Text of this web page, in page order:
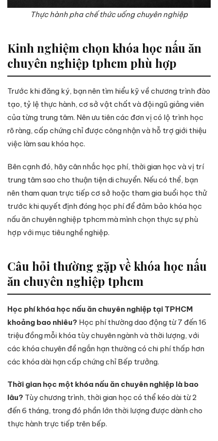
Thực hành pha chế thức uống chuyên nghiệp
Kinh nghiệm chọn khóa học nấu ăn
chuyên nghiệp tphcm phù hợp
Trước khi đăng ký, bạn nên tìm hiểu kỹ về chương trình đào
tạo, tỷ lệ thực hành, cơ sở vật chất và đội ngũ giảng viên
của từng trung tâm. Nên ưu tiên các đơn vị có lộ trình học
rõ ràng, cấp chứng chỉ được công nhận và hỗ trợ giới thiệu
việc làm sau khóa học.
Bên cạnh đó, hãy cân nhắc học phí, thời gian học và vị trí
trung tâm sao cho thuận tiện di chuyển. Nếu có thể, bạn
nên tham quan trực tiếp cơ sở hoặc tham gia buổi học thử
trước khi quyết định đóng học phí để đảm bảo khóa học
nấu ăn chuyên nghiệp tphcm mà mình chọn thực sự phù
hợp với mục tiêu nghề nghiệp.
Câu hỏi thường gặp về khóa học nấu
ăn chuyên nghiệp tphcm
Học phí khóa học nấu ăn chuyên nghiệp tại TPHCM
khoảng bao nhiêu? Học phí thường dao động từ 7 đến 16
triệu đồng mỗi khóa tùy chuyên ngành và thời lượng, với
các khóa chuyên đề ngắn hạn thường có chi phí thấp hơn
các khóa dài hạn cấp chứng chỉ Bếp trưởng.
Thời gian học một khóa nấu ăn chuyên nghiệp là bao
lâu? Tùy chương trình, thời gian học có thể kéo dài từ 2
đến 6 tháng, trong đó phần lớn thời lượng được dành cho
thực hành trực tiếp trên bếp.